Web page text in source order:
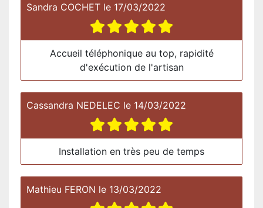
Sandra COCHET le 17/03/2022
Accueil téléphonique au top, rapidité
d'exécution de l'artisan
Cassandra NEDELEC le 14/03/2022
Installation en très peu de temps
Mathieu FERON le 13/03/2022